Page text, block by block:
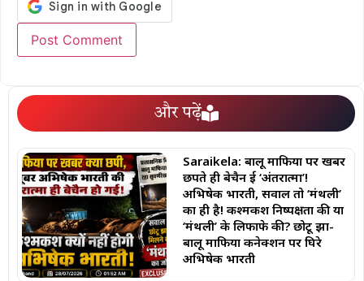
और पढ़ें
Saraikela: बालू माफिया पर खबर
छपते ही बेचैन हुई ‘अंतरात्मा’!
अभिषेक भारती, सवाल तो ‘मंथली’
का ही है! कश्मकश निष्पक्षता की या
‘मंथली’ के लिफाफे की? छोटू झा-
बालू माफिया कनेक्शन पर घिरे
अभिषेक भारती